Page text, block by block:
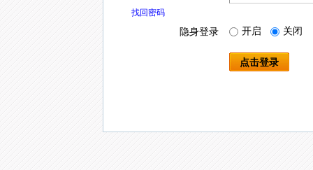
找回密码
隐身登录 开启 关闭
点击登录